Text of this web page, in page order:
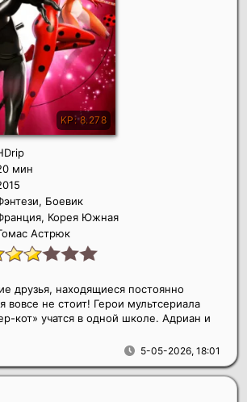
мин
Боевик
Корея Южная
Астрюк
5-05-2026, 18:01
друзья, находящиеся постоянно
вовсе не стоит! Герои мультсериала
кот» учатся в одной школе. Адриан и